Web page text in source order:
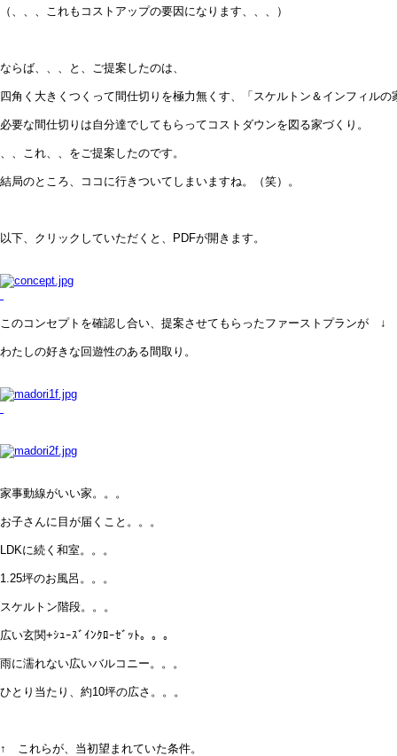
（、、、これもコストアップの要因になります、、、）
ならば、、、と、ご提案したのは、
四角く大きくつくって間仕切りを極力無くす、「スケルトン＆インフィルの
必要な間仕切りは自分達でしてもらってコストダウンを図る家づくり。
、、これ、、をご提案したのです。
結局のところ、ココに行きついてしまいますね。（笑）。
以下、クリックしていただくと、PDFが開きます。
このコンセプトを確認し合い、提案させてもらったファーストプランが
わたしの好きな回遊性のある間取り。
家事動線がいい家。。。
お子さんに目が届くこと。。。
LDKに続く和室。。。
1.25坪のお風呂。。。
スケルトン階段。。。
広い玄関+ｼｭｰｽﾞｲﾝｸﾛｰｾﾞｯﾄ。。。
雨に濡れない広いバルコニー。。。
ひとり当たり、約10坪の広さ。。。
↑ これらが、当初望まれていた条件。